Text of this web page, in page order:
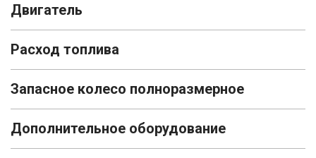
Двигатель
Расход топлива
Запасное колесо полноразмерное
Дополнительное оборудование